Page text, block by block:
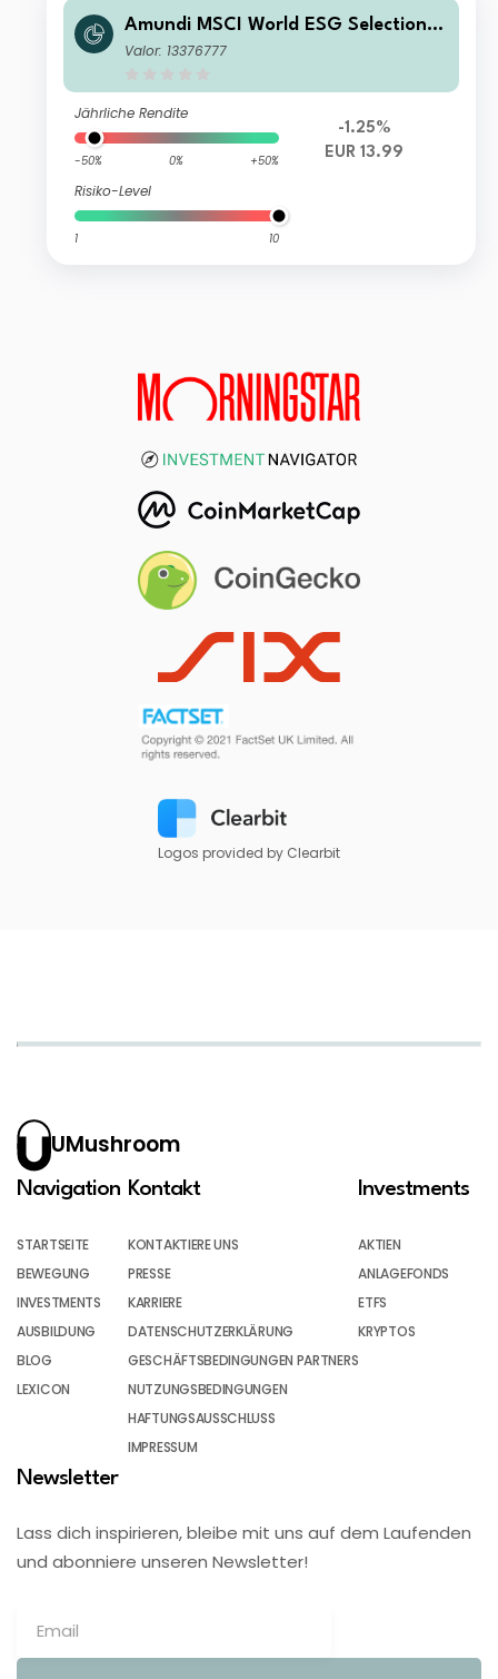
Amundi MSCI World ESG Selection U
CITS ETF HEDGED EUR ACC
Valor: 13376777
Jährliche Rendite
-50% 0% +50%
Risiko-Level
1 10
-1.25%
EUR 13.99
Logos provided by Clearbit
UMushroom
Navigation
STARTSEITE
BEWEGUNG
INVESTMENTS
AUSBILDUNG
BLOG
LEXICON
Kontakt
KONTAKTIERE UNS
PRESSE
KARRIERE
DATENSCHUTZERKLÄRUNG
GESCHÄFTSBEDINGUNGEN PARTNERS
NUTZUNGSBEDINGUNGEN
HAFTUNGSAUSSCHLUSS
IMPRESSUM
Investments
AKTIEN
ANLAGEFONDS
ETFS
KRYPTOS
Newsletter
Lass dich inspirieren, bleibe mit uns auf dem Laufenden
und abonniere unseren Newsletter!